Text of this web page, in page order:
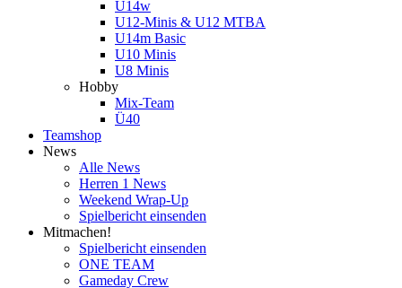
U14w
U12-Minis & U12 MTBA
U14m Basic
U10 Minis
U8 Minis
Hobby
Mix-Team
Ü40
Teamshop
News
Alle News
Herren 1 News
Weekend Wrap-Up
Spielbericht einsenden
Mitmachen!
Spielbericht einsenden
ONE TEAM
Gameday Crew